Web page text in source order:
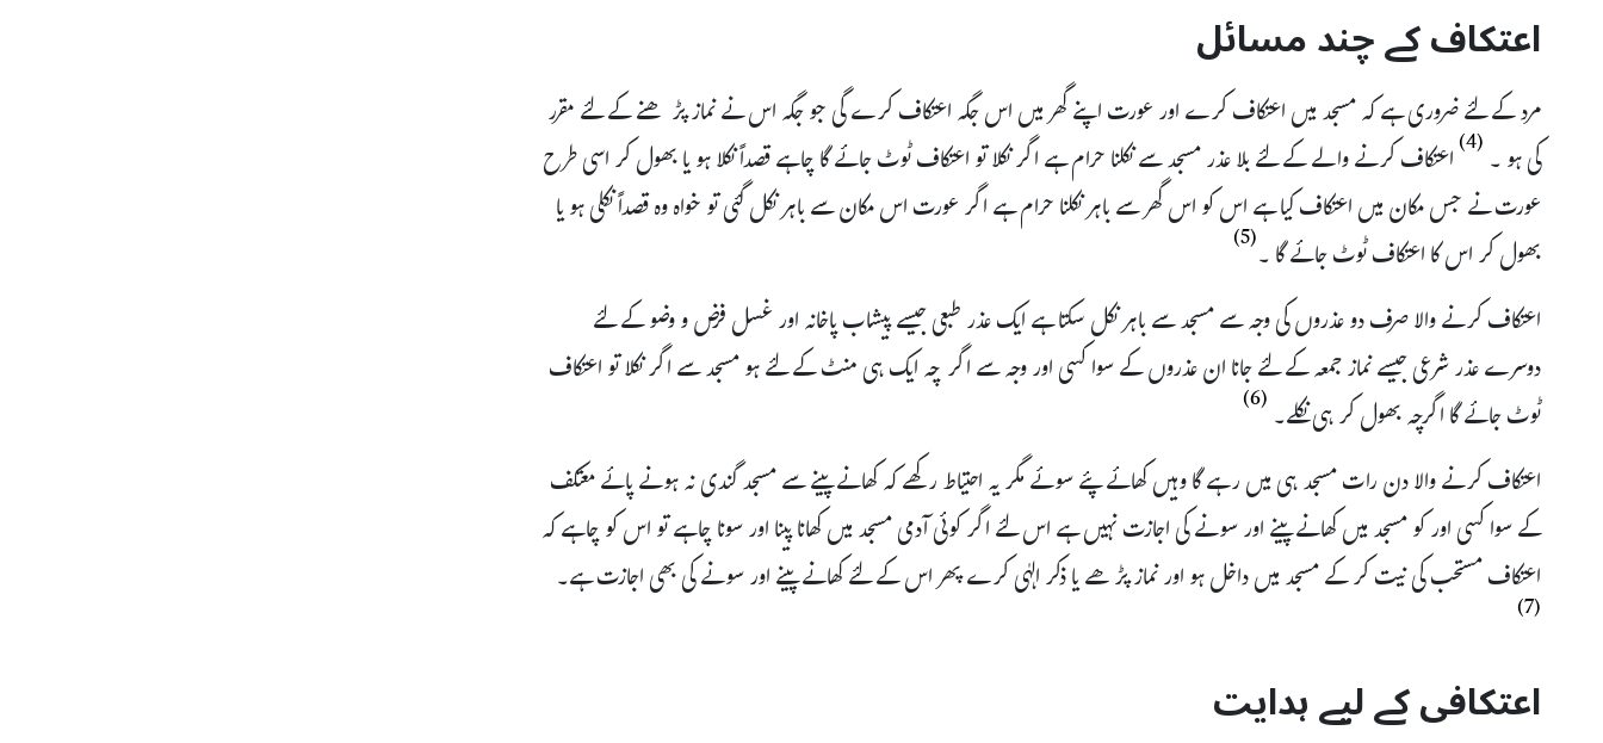
اعتکاف کے چند مسائل
مرد کے لئے ضروری ہے کہ مسجد میں اعتکاف کرے اور عورت اپنے گھر میں اس جگہ اعتکاف کرے گی جو جگہ اس نے نماز پڑھنے کے لئے مقرر
کی ہو ۔(4) اعتکاف کرنے والے کے لئے بلا عذر مسجد سے نکلنا حرام ہے اگر نکلا تو اعتکاف ٹوٹ جائے گا چاہے قصداً نکلا ہو یا بھول کر اسی طرح
عورت نے جس مکان میں اعتکاف کیا ہے اس کو اس گھر سے باہر نکلنا حرام ہے اگر عورت اس مکان سے باہر نکل گئی تو خواہ وہ قصداً نکلی ہو یا
بھول کر اس کا اعتکاف ٹوٹ جائے گا ۔(5)
اعتکاف کرنے والا صرف دو عذروں کی وجہ سے مسجد سے باہر نکل سکتا ہے ایک عذر طبعی جیسے پیشاب پاخانہ اور غسل فرض و وضو کے لئے
دوسرے عذر شرعی جیسے نماز جمعہ کے لئے جانا ان عذروں کے سوا کسی اور وجہ سے اگر چہ ایک ہی منٹ کے لئے ہو مسجد سے اگر نکلا تو اعتکاف
ٹوٹ جائے گا اگرچہ بھول کر ہی نکلے۔(6)
اعتکاف کرنے والا دن رات مسجد ہی میں رہے گا وہیں کھائے پئے سوئے مگر یہ احتیاط رکھے کہ کھانے پینے سے مسجد گندی نہ ہونے پائے معتکف
کے سوا کسی اور کو مسجد میں کھانے پینے اور سونے کی اجازت نہیں ہے اس لئے اگر کوئی آدمی مسجد میں کھانا پینا اور سونا چاہے تو اس کو چاہے کہ
اعتکاف مستحب کی نیت کر کے مسجد میں داخل ہو اور نماز پڑھے یا ذکر الہٰی کرے پھر اس کے لئے کھانے پینے اور سونے کی بھی اجازت ہے۔
(7)
اعتکافی کے لیے ہدایت